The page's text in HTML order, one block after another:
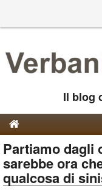
Il blog
Genesi e Storia
Contatti
Partiamo dagli
sarebbe ora
qualcosa di